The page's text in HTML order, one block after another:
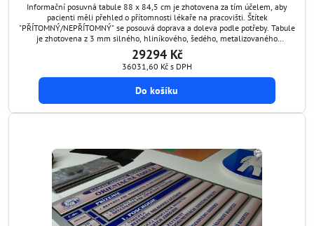
Informační posuvná tabule 88 x 84,5 cm je zhotovena za tím účelem, aby
pacienti měli přehled o přítomnosti lékaře na pracovišti. Štítek
"PŘÍTOMNÝ/NEPŘÍTOMNÝ" se posouvá doprava a doleva podle potřeby. Tabule
je zhotovena z 3 mm silného, ​​hliníkového, šedého, metalizovaného
kompozitu, na kterém jsou přinýtovány hliníkové profily (v nabídce máme i
broušený, hliníkový kompozit, neboli...
29294 Kč
36031,60 Kč s DPH
Do košíku